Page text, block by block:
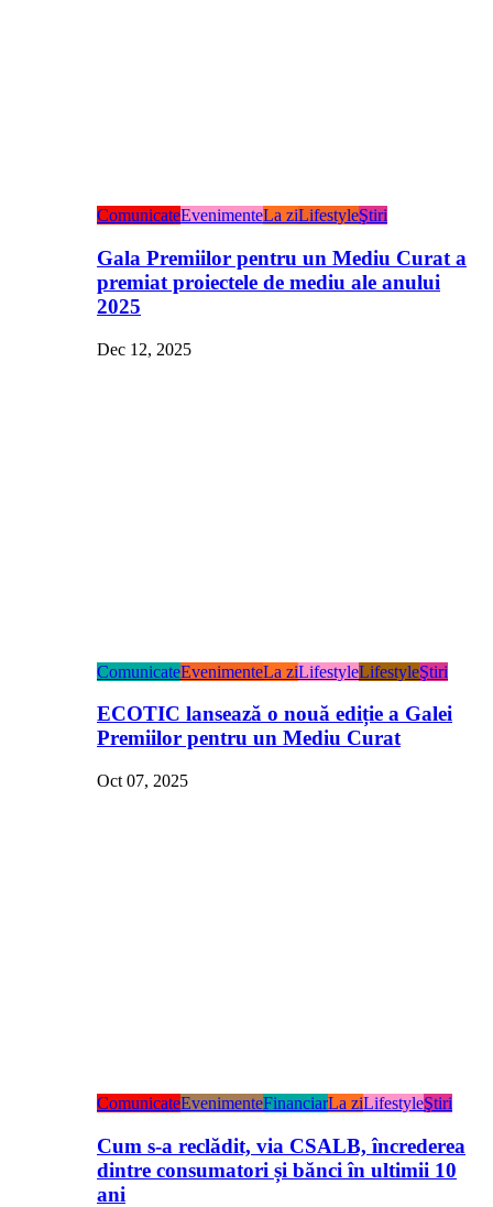
ComunicateEvenimenteLa ziLifestyleŞtiri
Gala Premiilor pentru un Mediu Curat a
premiat proiectele de mediu ale anului
2025
Dec 12, 2025
ComunicateEvenimenteLa ziLifestyleLifestyleŞtiri
ECOTIC lansează o nouă ediție a Galei
Premiilor pentru un Mediu Curat
Oct 07, 2025
ComunicateEvenimenteFinanciarLa ziLifestyleŞtiri
Cum s-a reclădit, via CSALB, încrederea
dintre consumatori și bănci în ultimii 10
ani